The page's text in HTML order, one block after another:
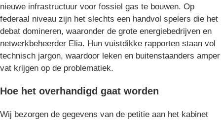
nieuwe infrastructuur voor fossiel gas te bouwen. Op
federaal niveau zijn het slechts een handvol spelers die het
debat domineren, waaronder de grote energiebedrijven en
netwerkbeheerder Elia. Hun vuistdikke rapporten staan vol
technisch jargon, waardoor leken en buitenstaanders amper
vat krijgen op de problematiek.
Hoe het overhandigd gaat worden
Wij bezorgen de gegevens van de petitie aan het kabinet